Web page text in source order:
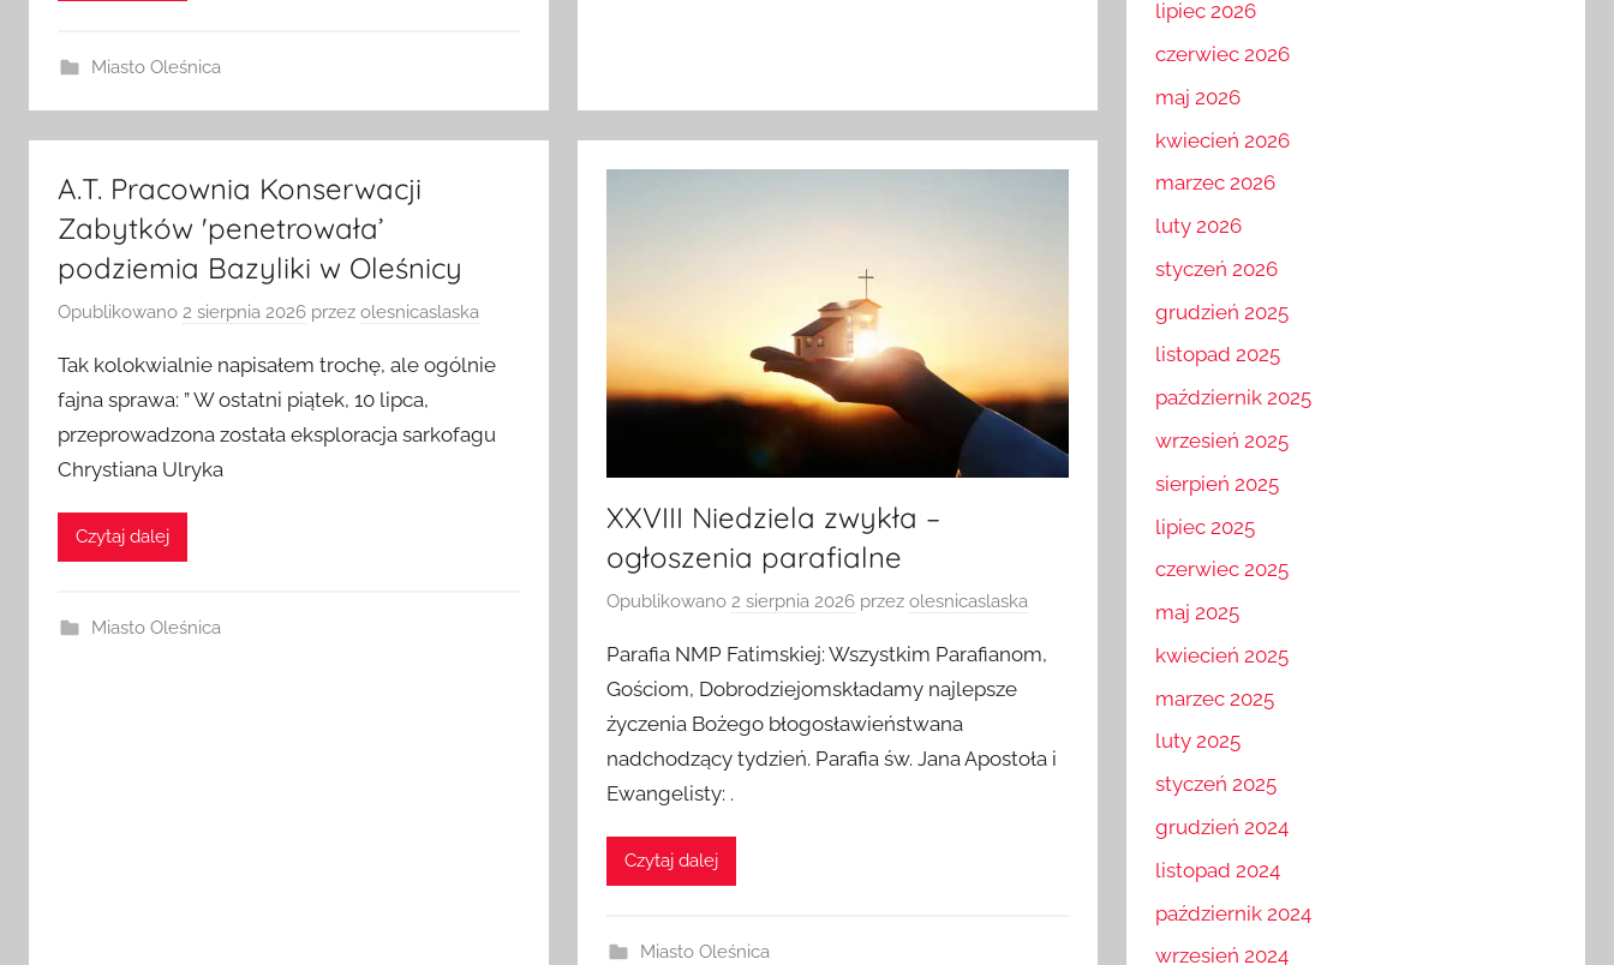
A.T. Pracownia Konserwacji
Zabytków 'penetrowała’
podziemia Bazyliki w Oleśnicy
2 sierpnia 2026 olesnicaslaska
Tak kolokwialnie napisałem trochę, ale ogólnie
fajna sprawa: ” W ostatni piątek, 10 lipca,
przeprowadzona została eksploracja sarkofagu
Chrystiana Ulryka
XXVIII Niedziela zwykła –
ogłoszenia parafialne
Opublikowano2 sierpnia 2026 przezolesnicaslaska
Parafia NMP Fatimskiej: Wszystkim Parafianom,
Gościom, Dobrodziejomskładamy najlepsze
życzenia Bożego błogosławieństwana
nadchodzący tydzień. Parafia św. Jana Apostoła i
Ewangelisty: .
lipiec 2026
maj 2026
luty 2026
styczeń 2026
grudzień 2025
listopad 2025
październik 2025
wrzesień 2025
sierpień 2025
lipiec 2025
czerwiec 2025
maj 2025
kwiecień 2025
marzec 2025
luty 2025
styczeń 2025
grudzień 2024
listopad 2024
październik 2024